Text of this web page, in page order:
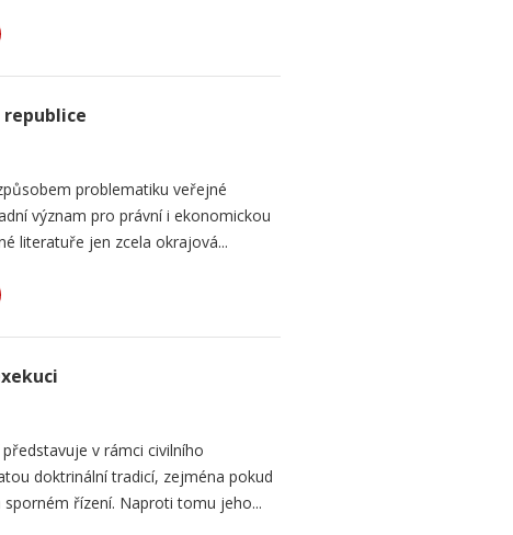
republice
problematiku veřejné
význam pro právní i ekonomickou
literatuře jen zcela okrajová...
v rámci civilního
doktrinální tradicí, zejména pokud
řízení. Naproti tomu jeho...